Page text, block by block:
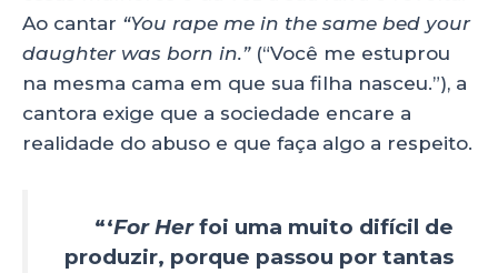
Ao cantar “You rape me in the same bed your
daughter was born in.” (“Você me estuprou
na mesma cama em que sua filha nasceu.”), a
cantora exige que a sociedade encare a
realidade do abuso e que faça algo a respeito.
“‘For Herfoi uma muito difícil de
produzir, porque passou por tantas